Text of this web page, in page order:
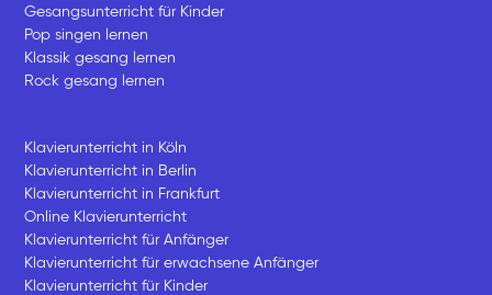
Gesangsunterricht für Kinder
Pop singen lernen
Klassik gesang lernen
Rock gesang lernen
Klavierunterricht in Köln
Klavierunterricht in Berlin
Klavierunterricht in Frankfurt
Online Klavierunterricht
Klavierunterricht für Anfänger
Klavierunterricht für erwachsene Anfänger
Klavierunterricht für Kinder